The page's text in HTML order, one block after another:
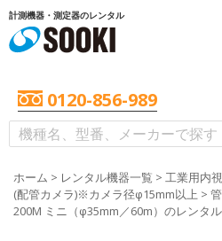
計測機器・測定器のレンタル
0120-856-989
ホーム > レンタル機器一覧 > 工業用内
(配管カメラ)※カメラ径φ15mm以上 >
200M ミニ（φ35mm／60m）のレンタ